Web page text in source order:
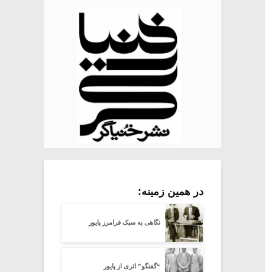
در همین زمینه:
نگاهی به سبک فرامرز پایور
“گفتگو” اثری از پایور